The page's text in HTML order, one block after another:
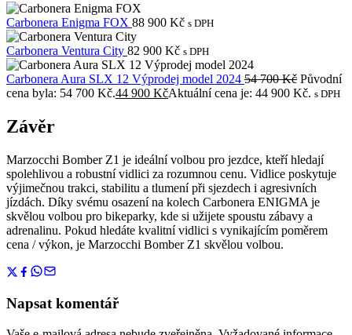
Carbonera Enigma FOX 88 900 Kč s DPH
Carbonera Ventura City 82 900 Kč s DPH
Carbonera Aura SLX 12 Výprodej model 2024 54 700Kč Původní
cena byla: 54 700 Kč.44 900 KčAktuální cena je: 44 900 Kč. s DPH
Závěr
Marzocchi Bomber Z1 je ideální volbou pro jezdce, kteří hledají
spolehlivou a robustní vidlici za rozumnou cenu. Vidlice poskytuje
výjimečnou trakci, stabilitu a tlumení při sjezdech i agresivních
jízdách. Díky svému osazení na kolech Carbonera ENIGMA je
skvělou volbou pro bikeparky, kde si užijete spoustu zábavy a
adrenalinu. Pokud hledáte kvalitní vidlici s vynikajícím poměrem
cena / výkon, je Marzocchi Bomber Z1 skvělou volbou.
Napsat komentář